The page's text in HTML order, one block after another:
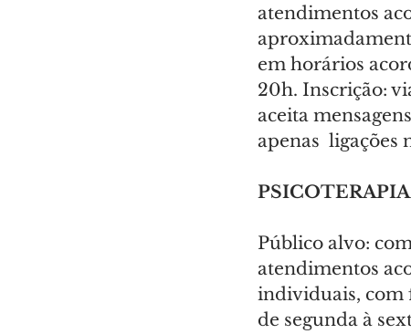
atendimentos
em horários
20h. Inscrição:
aceita
apenas  ligações
Público alvo:
atendimentos
individuais, com
de segunda à